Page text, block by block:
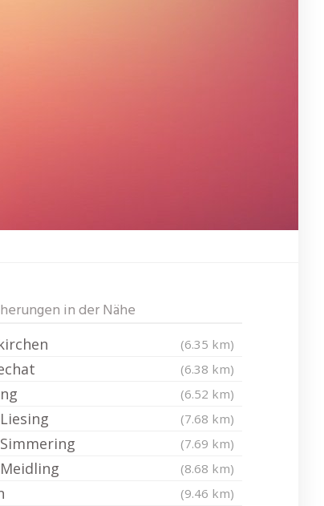
in der Nähe
(6.35 km)
(6.38 km)
(6.52 km)
(7.68 km)
(7.69 km)
(8.68 km)
(9.46 km)